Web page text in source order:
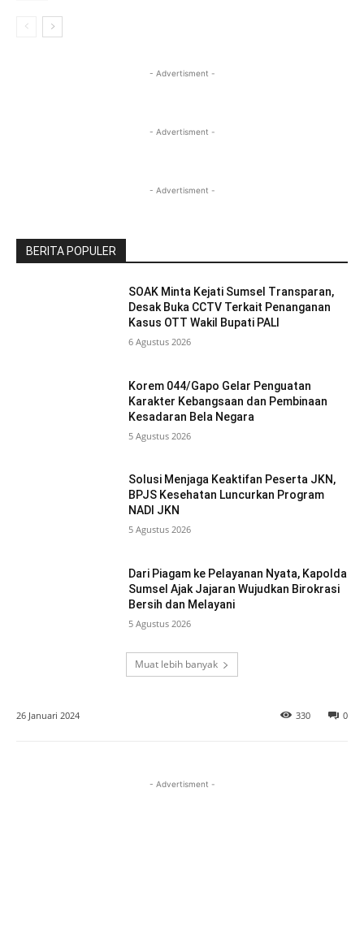
- Advertisment -
- Advertisment -
- Advertisment -
BERITA POPULER
SOAK Minta Kejati Sumsel Transparan,
Desak Buka CCTV Terkait Penanganan
Kasus OTT Wakil Bupati PALI
6 Agustus 2026
Korem 044/Gapo Gelar Penguatan
Karakter Kebangsaan dan Pembinaan
Kesadaran Bela Negara
5 Agustus 2026
Solusi Menjaga Keaktifan Peserta JKN,
BPJS Kesehatan Luncurkan Program
NADI JKN
5 Agustus 2026
Dari Piagam ke Pelayanan Nyata, Kapolda
Sumsel Ajak Jajaran Wujudkan Birokrasi
Bersih dan Melayani
5 Agustus 2026
Muat lebih banyak
26 Januari 2024 0
330
- Advertisment -